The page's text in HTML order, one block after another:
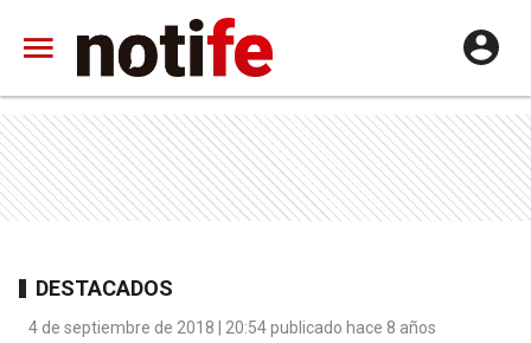
DESTACADOS
4 de septiembre de 2018 | 20:54 publicado hace 8 años